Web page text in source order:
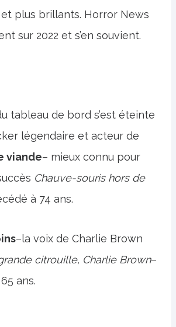
plus brillants. Horror News
sur 2022 et s’en souvient.
tableau de bord s’est éteinte
légendaire et acteur de
viande– mieux connu pour
Chauve-souris hors de
à 74 ans.
–la voix de Charlie Brown
citrouille, Charlie Brown–
ans.